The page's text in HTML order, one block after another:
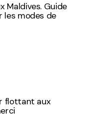
Maldives. Guide
les modes de
flottant aux